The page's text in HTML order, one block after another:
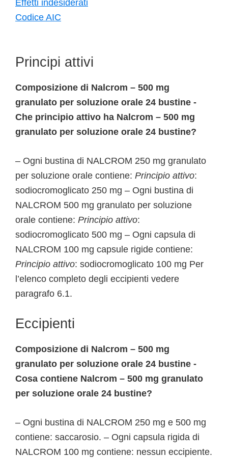
Effetti indesiderati
Codice AIC
Principi attivi
Composizione di Nalcrom – 500 mg
granulato per soluzione orale 24 bustine -
Che principio attivo ha Nalcrom – 500 mg
granulato per soluzione orale 24 bustine?
– Ogni bustina di NALCROM 250 mg granulato
per soluzione orale contiene: Principio attivo:
sodiocromoglicato 250 mg – Ogni bustina di
NALCROM 500 mg granulato per soluzione
orale contiene: Principio attivo:
sodiocromoglicato 500 mg – Ogni capsula di
NALCROM 100 mg capsule rigide contiene:
Principio attivo: sodiocromoglicato 100 mg Per
l’elenco completo degli eccipienti vedere
paragrafo 6.1.
Eccipienti
Composizione di Nalcrom – 500 mg
granulato per soluzione orale 24 bustine -
Cosa contiene Nalcrom – 500 mg granulato
per soluzione orale 24 bustine?
– Ogni bustina di NALCROM 250 mg e 500 mg
contiene: saccarosio. – Ogni capsula rigida di
NALCROM 100 mg contiene: nessun eccipiente.